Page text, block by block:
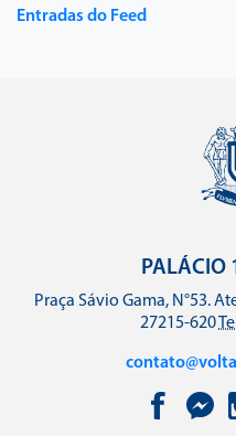
Entradas do Feed
PALÁCIO
Praça Sávio Gama, N°53.
27215-620